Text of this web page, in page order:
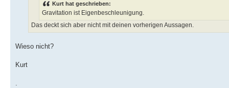
Kurt hat geschrieben:
Gravitation ist Eigenbeschleunigung.
Das deckt sich aber nicht mit deinen vorherigen Aussagen.
Wieso nicht?
Kurt
.